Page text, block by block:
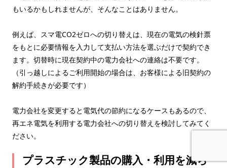
もいるかもしれませんが、そんなことはありません。
例えば、スマ電CO2ゼロへの切り替えは、現在の電気の検針票
をもとに必要情報を入力して支払い方法を選ぶだけで契約でき
ます。切替時に現在契約中の電力会社への連絡は不要です。
（引っ越しによるご利用開始の場合は、お客様による旧契約の
解約手続きが必要です）
電力会社を変更すると電気代の節約になるケースもあるので、
再エネ電気を利用する電力会社への切り替えを検討してみてく
ださい。
プラスチック製品の購入・利用を減ら